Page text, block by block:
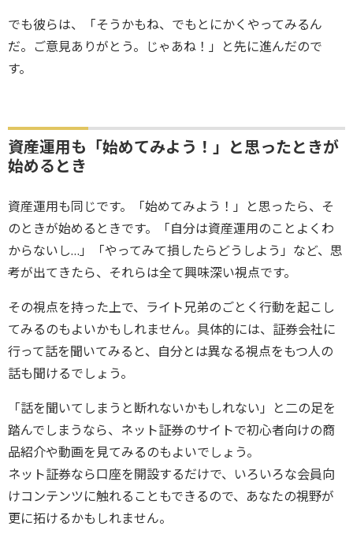
でも彼らは、「そうかもね、でもとにかくやってみるん
だ。ご意見ありがとう。じゃあね！」と先に進んだので
す。
資産運用も「始めてみよう！」と思ったときが
始めるとき
資産運用も同じです。「始めてみよう！」と思ったら、そ
のときが始めるときです。「自分は資産運用のことよくわ
からないし…」「やってみて損したらどうしよう」など、思
考が出てきたら、それらは全て興味深い視点です。
その視点を持った上で、ライト兄弟のごとく行動を起こし
てみるのもよいかもしれません。具体的には、証券会社に
行って話を聞いてみると、自分とは異なる視点をもつ人の
話も聞けるでしょう。
「話を聞いてしまうと断れないかもしれない」と二の足を
踏んでしまうなら、ネット証券のサイトで初心者向けの商
品紹介や動画を見てみるのもよいでしょう。
ネット証券なら口座を開設するだけで、いろいろな会員向
けコンテンツに触れることもできるので、あなたの視野が
更に拓けるかもしれません。